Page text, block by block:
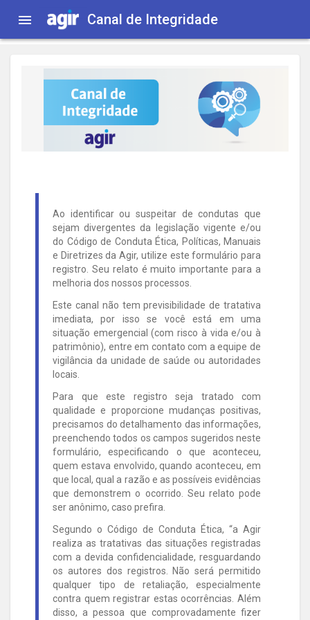
menu Canal de Integridade
Ao identificar ou suspeitar de condutas que
sejam divergentes da legislação vigente e/ou
do Código de Conduta Ética, Políticas, Manuais
e Diretrizes da Agir, utilize este formulário para
registro. Seu relato é muito importante para a
melhoria dos nossos processos.
Este canal não tem previsibilidade de tratativa
imediata, por isso se você está em uma
situação emergencial (com risco à vida e/ou à
patrimônio), entre em contato com a equipe de
vigilância da unidade de saúde ou autoridades
locais.
Para que este registro seja tratado com
qualidade e proporcione mudanças positivas,
precisamos do detalhamento das informações,
preenchendo todos os campos sugeridos neste
formulário, especificando o que aconteceu,
quem estava envolvido, quando aconteceu, em
que local, qual a razão e as possíveis evidências
que demonstrem o ocorrido. Seu relato pode
ser anônimo, caso prefira.
Segundo o Código de Conduta Ética, “a Agir
realiza as tratativas das situações registradas
com a devida confidencialidade, resguardando
os autores dos registros. Não será permitido
qualquer tipo de retaliação, especialmente
contra quem registrar estas ocorrências. Além
disso, a pessoa que comprovadamente fizer